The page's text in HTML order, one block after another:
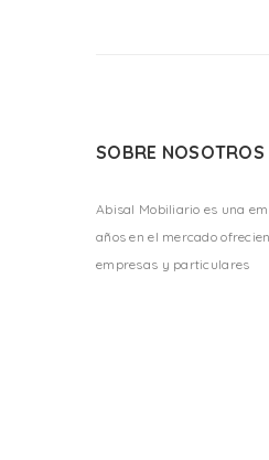
SOBRE NOSOTROS
Abisal Mobiliario es una
años en el mercado
empresas y particulares